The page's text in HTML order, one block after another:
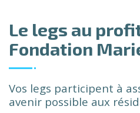
Le legs au
Fondation
Vos legs participent à
avenir possible aux